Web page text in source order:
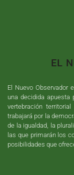
EL
El Nuevo Observador
una decidida apuesta
vertebración
trabajará por la
de la igualdad, la
las que primarán los
posibilidades que